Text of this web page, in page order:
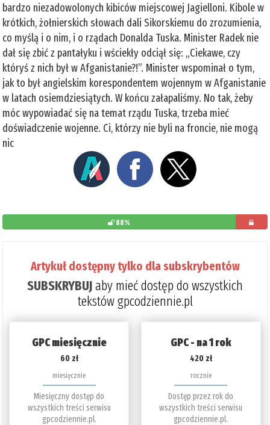
bardzo niezadowolonych kibiców miejscowej Jagielloni. Kibole w
krótkich, żołnierskich słowach dali Sikorskiemu do zrozumienia,
co myślą i o nim, i o rządach Donalda Tuska. Minister Radek nie
dał się zbić z pantałyku i wściekły odciął się: „Ciekawe, czy
któryś z nich był w Afganistanie?!”. Minister wspominał o tym,
jak to był angielskim korespondentem wojennym w Afganistanie
w latach osiemdziesiątych. W końcu załapaliśmy. No tak, żeby
móc wypowiadać się na temat rządu Tuska, trzeba mieć
doświadczenie wojenne. Ci, którzy nie byli na froncie, nie mogą
nic
88%
Artykuł dostępny tylko dla subskrybentów
SUBSKRYBUJaby mieć dostęp do wszystkich
tekstów gpcodziennie.pl
GPC miesięcznie
60 zł
miesięcznie
Miesięczny dostęp do
wszystkich treści serwisu
gpcodziennie.pl.
GPC - na 1 rok
420 zł
rocznie
Dostęp przez rok do
wszystkich treści serwisu
gpcodziennie.pl.